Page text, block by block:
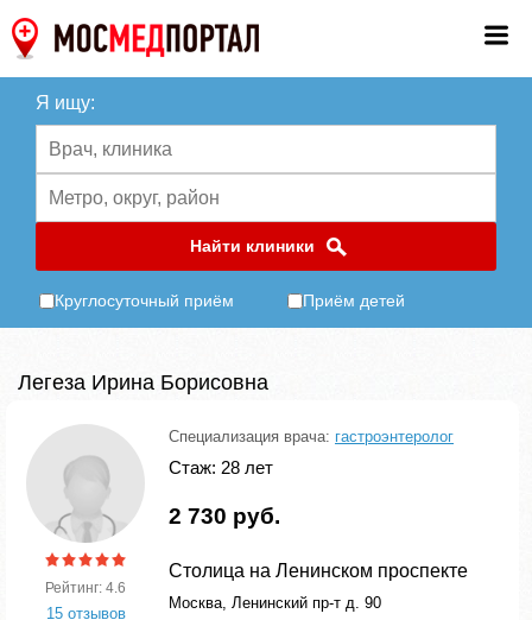
Я ищу:
Найти клиники
Круглосуточный приём Приём детей
Легеза Ирина Борисовна
Рейтинг: 4.6
15 отзывов
Специализация врача: гастроэнтеролог
Стаж: 28 лет
2 730 руб.
Столица на Ленинском проспекте
Москва, Ленинский пр-т д. 90